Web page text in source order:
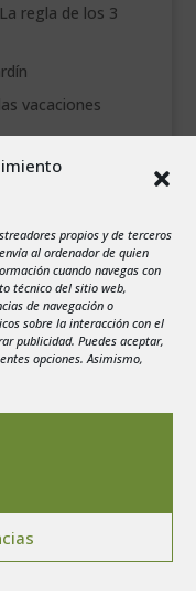
propios y de terceros
al ordenador de quien
cuando navegas con
técnico del sitio web,
de navegación o
sobre la interacción con el
publicidad. Puedes aceptar,
opciones. Asimismo,
regla de los 3
vacaciones
1
2
8
9
15
16
22
23